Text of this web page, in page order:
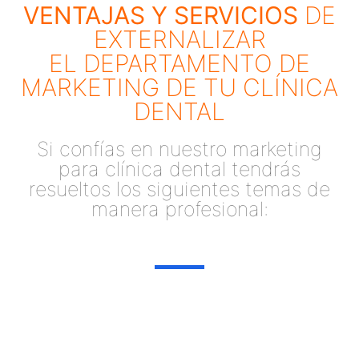
VENTAJAS Y SERVICIOS DE
EXTERNALIZAR
EL DEPARTAMENTO DE
MARKETING DE TU CLÍNICA
DENTAL
Si confías en nuestro marketing
para clínica dental tendrás
resueltos los siguientes temas de
manera profesional: